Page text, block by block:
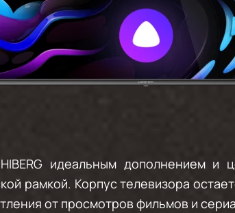
идеальным дополнением
рамкой. Корпус телевизора
от просмотров фильмов и